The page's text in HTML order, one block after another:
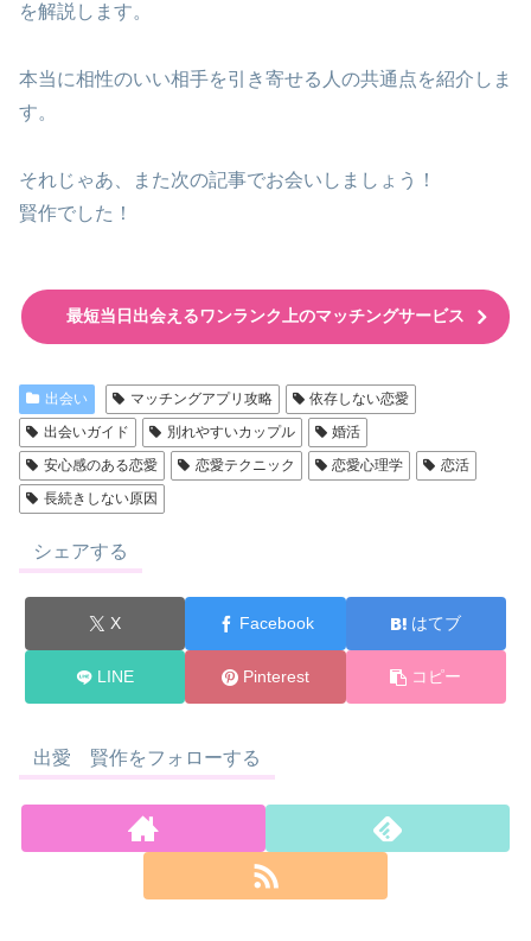
を解説します。
本当に相性のいい相手を引き寄せる人の共通点を紹介しま
す。
それじゃあ、また次の記事でお会いしましょう！
賢作でした！
最短当日出会えるワンランク上のマッチングサービス
出会い マッチングアプリ攻略
依存しない恋愛
出会いガイド
別れやすいカップル
婚活
安心感のある恋愛
恋愛テクニック 恋愛心理学
恋活
長続きしない原因
シェアする
X Facebook はてブ
LINE Pinterest コピー
出愛 賢作をフォローする